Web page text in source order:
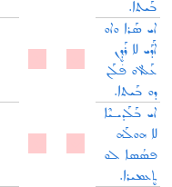
ܒܰܝܬܐ.
ܐܝ ܣܰܪܐ ܘܐܘ
ܐܰܕܰܝ ܠܐ ܪܰܕ݂ܷܢ
ܥܰܠ ܐܘ ܦ̇ܠܰܢ
ܕܘ ܒܰܝܬܐ.
ܐܝ ܒܰܠܰܕܝـܝܶܐ
ܠܐ ܗܘܠܰܗ
ܦܣܳܣܐ ܠܘ
ܬܷܥܡܝܪܐ.